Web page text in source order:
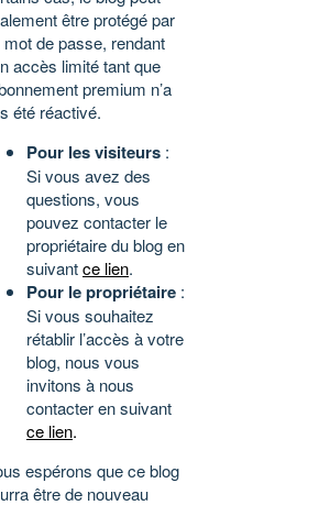
être protégé par
mot de passe, rendant
accès limité tant que
premium n’a
été réactivé.
Pour les visiteurs :
Si vous avez des
questions, vous
pouvez contacter le
propriétaire du blog en
suivantce lien.
Pour le propriétaire :
Si vous souhaitez
rétablir l’accès à votre
blog, nous vous
invitons à nous
contacter en suivant
ce lien.
espérons que ce blog
être de nouveau